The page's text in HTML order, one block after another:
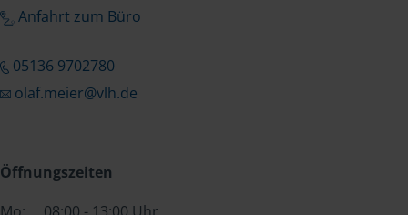
Anfahrt zum Büro
05136 9702780
olaf.meier@vlh.de
Öffnungszeiten